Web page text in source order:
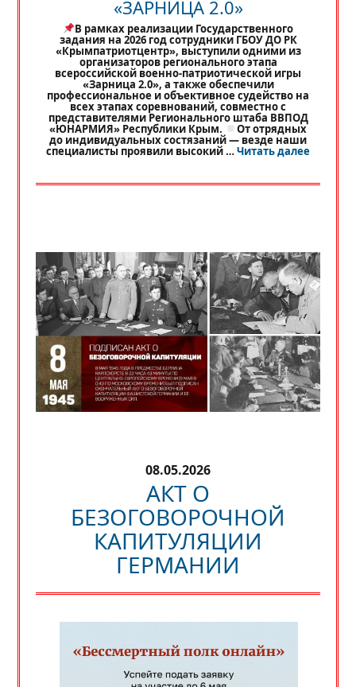
«ЗАРНИЦА 2.0»
В рамках реализации Государственного
задания на 2026 год сотрудники ГБОУ ДО РК
«Крымпатриотцентр», выступили одними из
организаторов регионального этапа
всероссийской военно-патриотической игры
«Зарница 2.0», а также обеспечили
профессиональное и объективное судейство на
всех этапах соревнований, совместно с
представителями Регионального штаба ВВПОД
«ЮНАРМИЯ» Республики Крым. От отрядных
до индивидуальных состязаний — везде наши
специалисты проявили высокий …Читать далее«
08.05.2026
АКТ О
БЕЗОГОВОРОЧНОЙ
КАПИТУЛЯЦИИ
ГЕРМАНИИ